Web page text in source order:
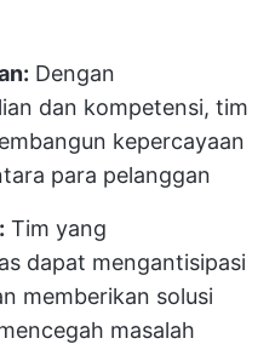
Dengan
dan kompetensi, tim
kepercayaan
para pelanggan
Tim yang
dapat mengantisipasi
memberikan solusi
masalah